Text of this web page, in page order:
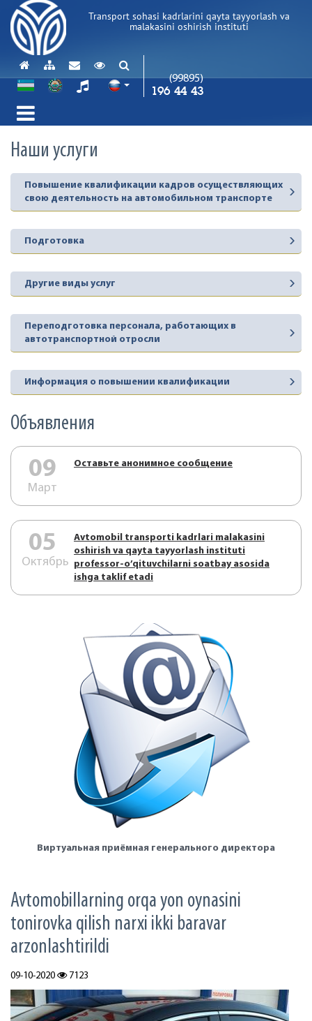
Transport sohasi kadrlarini qayta tayyorlash va
malakasini oshirish instituti
(99895)
196 44 43
Наши услуги
Повышение квалификации кадров осуществляющих
свою деятельность на автомобильном транспорте
Подготовка
Другие виды услуг
Переподготовка персонала, работающих в
автотранспортной отросли
Информация о повышении квалификации
Объявления
09
Март
Оставьте анонимное сообщение
05
Октябрь
Аvtоmоbil trаnspоrti kаdrlаri mаlаkаsini
оshirish vа qаytа tаyyorlаsh instituti
prоfеssоr-o’qituvchilаrni sоаtbаy аsоsidа
ishgа tаklif etаdi
Виртуальная приёмная генерального директора
Avtomobillarning orqa yon oynasini
tonirovka qilish narxi ikki baravar
arzonlashtirildi
09-10-2020 7123